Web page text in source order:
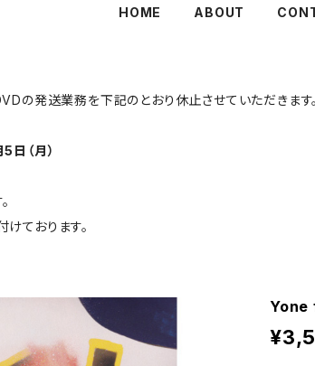
HOME ABOUT
の発送業務を下記のとおり休止させていただきます。
（月）
ております。